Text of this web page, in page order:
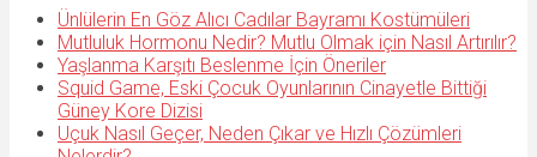
Ünlülerin En Göz Alıcı Cadılar Bayramı Kostümüleri
Mutluluk Hormonu Nedir? Mutlu Olmak için Nasıl Artırılır?
Yaşlanma Karşıtı Beslenme İçin Öneriler
Squid Game, Eski Çocuk Oyunlarının Cinayetle Bittiği
Güney Kore Dizisi
Uçuk Nasıl Geçer, Neden Çıkar ve Hızlı Çözümleri